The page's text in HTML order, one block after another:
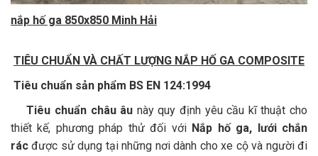
nắp hố ga 850x850 Minh Hải
TIÊU CHUẨN VÀ CHẤT LƯỢNG NẮP HỐ GA COMPOSITE
Tiêu chuẩn sản phẩm BS EN 124:1994
Tiêu chuẩn châu âu này quy định yêu cầu kĩ thuật cho
thiết kế, phương pháp thử đối với Nắp hố ga, lưới chắn
rác được sử dụng tại những nơi dành cho xe cộ và người đi